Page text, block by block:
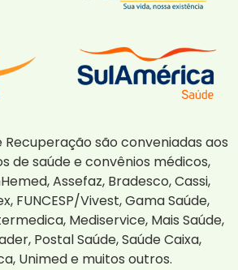
Recuperação são conveniadas aos
de saúde e convênios médicos,
Assefaz, Bradesco, Cassi,
FUNCESP/Vivest, Gama Saúde,
Mediservice, Mais Saúde,
Postal Saúde, Saúde Caixa,
Unimed e muitos outros.